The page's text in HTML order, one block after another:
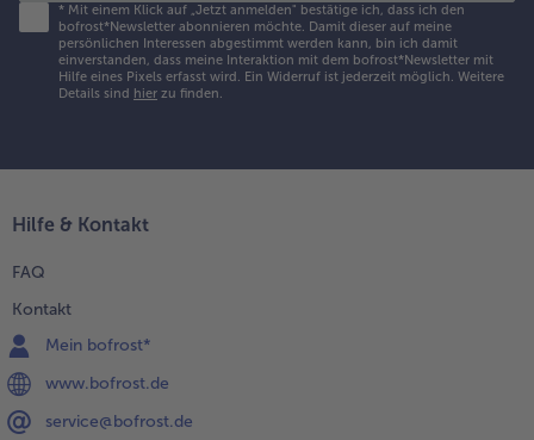
* Mit einem Klick auf „Jetzt anmelden" bestätige ich, dass ich den
bofrost*Newsletter abonnieren möchte. Damit dieser auf meine
persönlichen Interessen abgestimmt werden kann, bin ich damit
einverstanden, dass meine Interaktion mit dem bofrost*Newsletter mit
Hilfe eines Pixels erfasst wird. Ein Widerruf ist jederzeit möglich. Weitere
Details sind hier zu finden.
Hilfe & Kontakt
FAQ
Kontakt
Mein bofrost*
www.bofrost.de
service@bofrost.de